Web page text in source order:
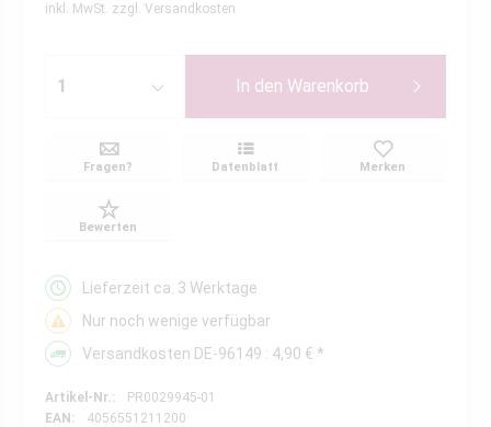
inkl. MwSt. zzgl. Versandkosten
In den Warenkorb
Fragen? Datenblatt Merken
Bewerten
Lieferzeit ca. 3 Werktage
Nur noch wenige verfügbar
Versandkosten DE-96149 : 4,90 € *
Artikel-Nr.:
PR0029945-01
EAN:
4056551211200